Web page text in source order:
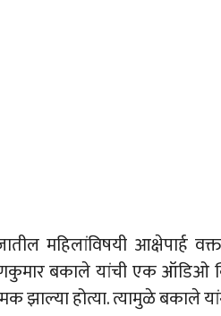
महिलांविषयी
बकाले यांची एक ऑडिओ
झाल्या होत्या. त्यामुळे